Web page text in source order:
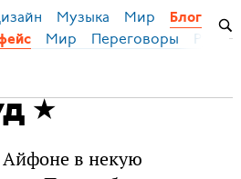
Музыка Мир
Блог
Мир Переговоры
в некую